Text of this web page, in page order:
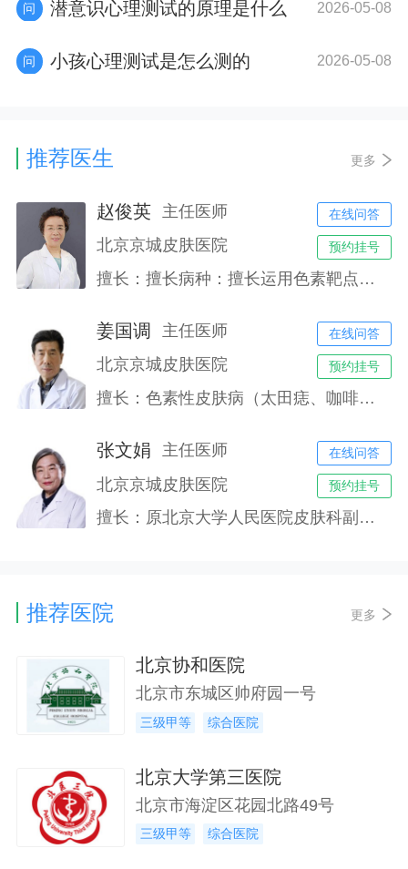
2026-05-08
潜意识心理测试的原理是什么
2026-05-08
小孩心理测试是怎么测的
推荐医生 更多
在线问答
预约挂号
赵俊英
主任医师
北京京城皮肤医院
擅长：擅长病种：擅长运用色素靶点技术，治疗色素类疾病，如黄褐斑、雀斑、腋臭、老年斑、胎记、鲜红斑痣等各类色素色斑色素沉着有显著疗效。中西医联合治疗痤疮（痘痘肌肤、痘坑、痘印）、敏感性肌肤、毛细血管扩张、酒渣鼻、疤痕增生、脱发、湿疹、牛皮癣、白癜风、皮肤真菌感染等。
在线问答
预约挂号
姜国调
主任医师
北京京城皮肤医院
擅长：色素性皮肤病（太田痣、咖啡斑、雀斑黄褐斑等）、血管型皮肤病（鲜红斑痣、血管瘤）、腋臭、过敏性皮肤病（湿疹、皮炎）、银屑病、白癜风等皮肤病的诊治。
在线问答
预约挂号
张文娟
主任医师
北京京城皮肤医院
擅长：原北京大学人民医院皮肤科副主任医师，对过敏性皮肤病、湿疹、皮炎、腋臭、荨麻疹、痤疮、银屑病、手足癣甲癣等常见病明显;对红斑狼疮、扁平苔癣、血管炎、白癜风、斑秃、皮肤瘙痒症、带状疱疹后遗神经痛、顽固性疣等顽疾的治疗;对一些疑难杂症的治疗也有良好的效果。
推荐医院 更多
北京协和医院
北京市东城区帅府园一号
三级甲等 综合医院
北京大学第三医院
北京市海淀区花园北路49号
三级甲等 综合医院